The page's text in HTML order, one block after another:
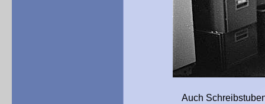
Auch Schreibstubenarbeit